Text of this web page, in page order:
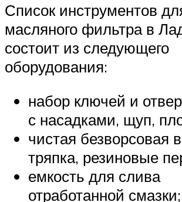
Список инструментов
масляного фильтра в
состоит из следующего
оборудования:
набор ключей и
с насадками, щуп,
чистая безворсовая
тряпка, резиновые
емкость для слива
отработанной смазки;